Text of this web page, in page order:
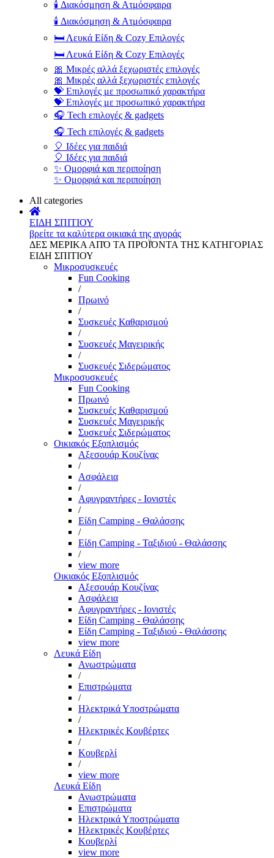
🕯️ Διακόσμηση & Ατμόσφαιρα
🕯️ Διακόσμηση & Ατμόσφαιρα
🛏️ Λευκά Είδη & Cozy Επιλογές
🛏️ Λευκά Είδη & Cozy Επιλογές
🎀 Μικρές αλλά ξεχωριστές επιλογές
🎀 Μικρές αλλά ξεχωριστές επιλογές
💝 Επιλογές με προσωπικό χαρακτήρα
💝 Επιλογές με προσωπικό χαρακτήρα
🎧 Tech επιλογές & gadgets
🎧 Tech επιλογές & gadgets
🎈 Ιδέες για παιδιά
🎈 Ιδέες για παιδιά
✨ Ομορφιά και περιποίηση
✨ Ομορφιά και περιποίηση
All categories
ΕΙΔΗ ΣΠΙΤΙΟΥ
βρείτε τα καλύτερα οικιακά της αγοράς
ΔΕΣ ΜΕΡΙΚΑ ΑΠΌ ΤΑ ΠΡΟΪΌΝΤΑ ΤΗΣ ΚΑΤΗΓΟΡΙΑΣ
ΕΙΔΗ ΣΠΙΤΙΟΥ
Μικροσυσκευές
Fun Cooking
/
Πρωινό
/
Συσκευές Καθαρισμού
/
Συσκευές Μαγειρικής
/
Συσκευές Σιδερώματος
Μικροσυσκευές
Fun Cooking
Πρωινό
Συσκευές Καθαρισμού
Συσκευές Μαγειρικής
Συσκευές Σιδερώματος
Οικιακός Εξοπλισμός
Αξεσουάρ Κουζίνας
/
Ασφάλεια
/
Αφυγραντήρες - Ιονιστές
/
Είδη Camping - Θαλάσσης
/
Είδη Camping - Ταξιδιού - Θαλάσσης
/
view more
Οικιακός Εξοπλισμός
Αξεσουάρ Κουζίνας
Ασφάλεια
Αφυγραντήρες - Ιονιστές
Είδη Camping - Θαλάσσης
Είδη Camping - Ταξιδιού - Θαλάσσης
view more
Λευκά Είδη
Ανωστρώματα
/
Επιστρώματα
/
Ηλεκτρικά Υποστρώματα
/
Ηλεκτρικές Κουβέρτες
/
Κουβερλί
/
view more
Λευκά Είδη
Ανωστρώματα
Επιστρώματα
Ηλεκτρικά Υποστρώματα
Ηλεκτρικές Κουβέρτες
Κουβερλί
view more